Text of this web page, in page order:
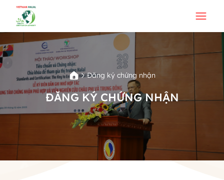
Đăng ký chứng nhận
ĐĂNG KÝ CHỨNG NHẬN